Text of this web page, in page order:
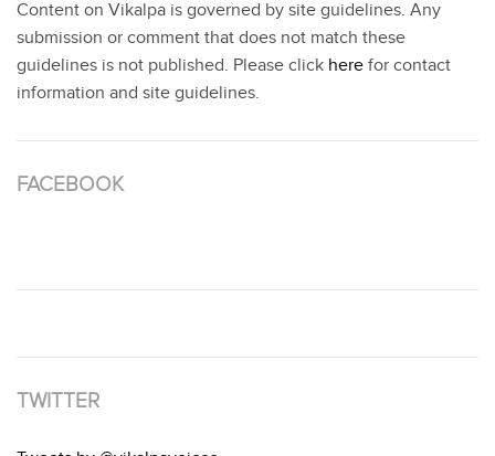
Content on Vikalpa is governed by site guidelines. Any
submission or comment that does not match these
guidelines is not published. Please click here for contact
information and site guidelines.
FACEBOOK
TWITTER